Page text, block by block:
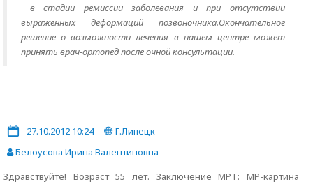
в стадии ремиссии заболевания и при отсутствии
выраженных деформаций позвоночника.Окончательное
решение о возможности лечения в нашем центре может
принять врач-ортопед после очной консультации.
27.10.2012 10:24
Г.Липецк
Белоусова Ирина Валентиновна
Здравствуйте! Возраст 55 лет. Заключение МРТ: МР-картина